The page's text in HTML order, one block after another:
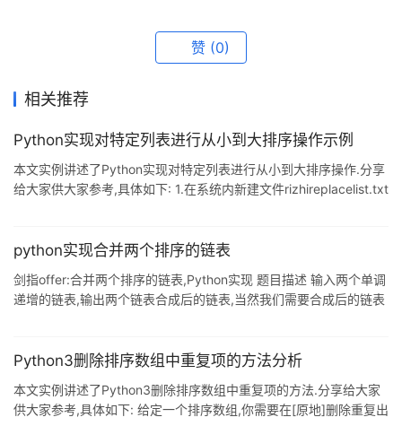
赞 (0)
相关推荐
Python实现对特定列表进行从小到大排序操作示例
本文实例讲述了Python实现对特定列表进行从小到大排序操作.分享
给大家供大家参考,具体如下: 1.在系统内新建文件rizhireplacelist.txt
rizhi.txt tixingexcel.txt
python实现合并两个排序的链表
剑指offer:合并两个排序的链表,Python实现 题目描述 输入两个单调
递增的链表,输出两个链表合成后的链表,当然我们需要合成后的链表
了非递归版本的代码.写完后回看自己写的代码,逻辑不够一目了然,中
的递归版本,哇,写的好美啊!!!看来我对递归的了解和灵活应用还不够
啊,至少在链表上还不够啊!!! 解题思路
Python3删除排序数组中重复项的方法分析
本文实例讲述了Python3删除排序数组中重复项的方法.分享给大家
供大家参考,具体如下: 给定一个排序数组,你需要在[原地]删除重复出